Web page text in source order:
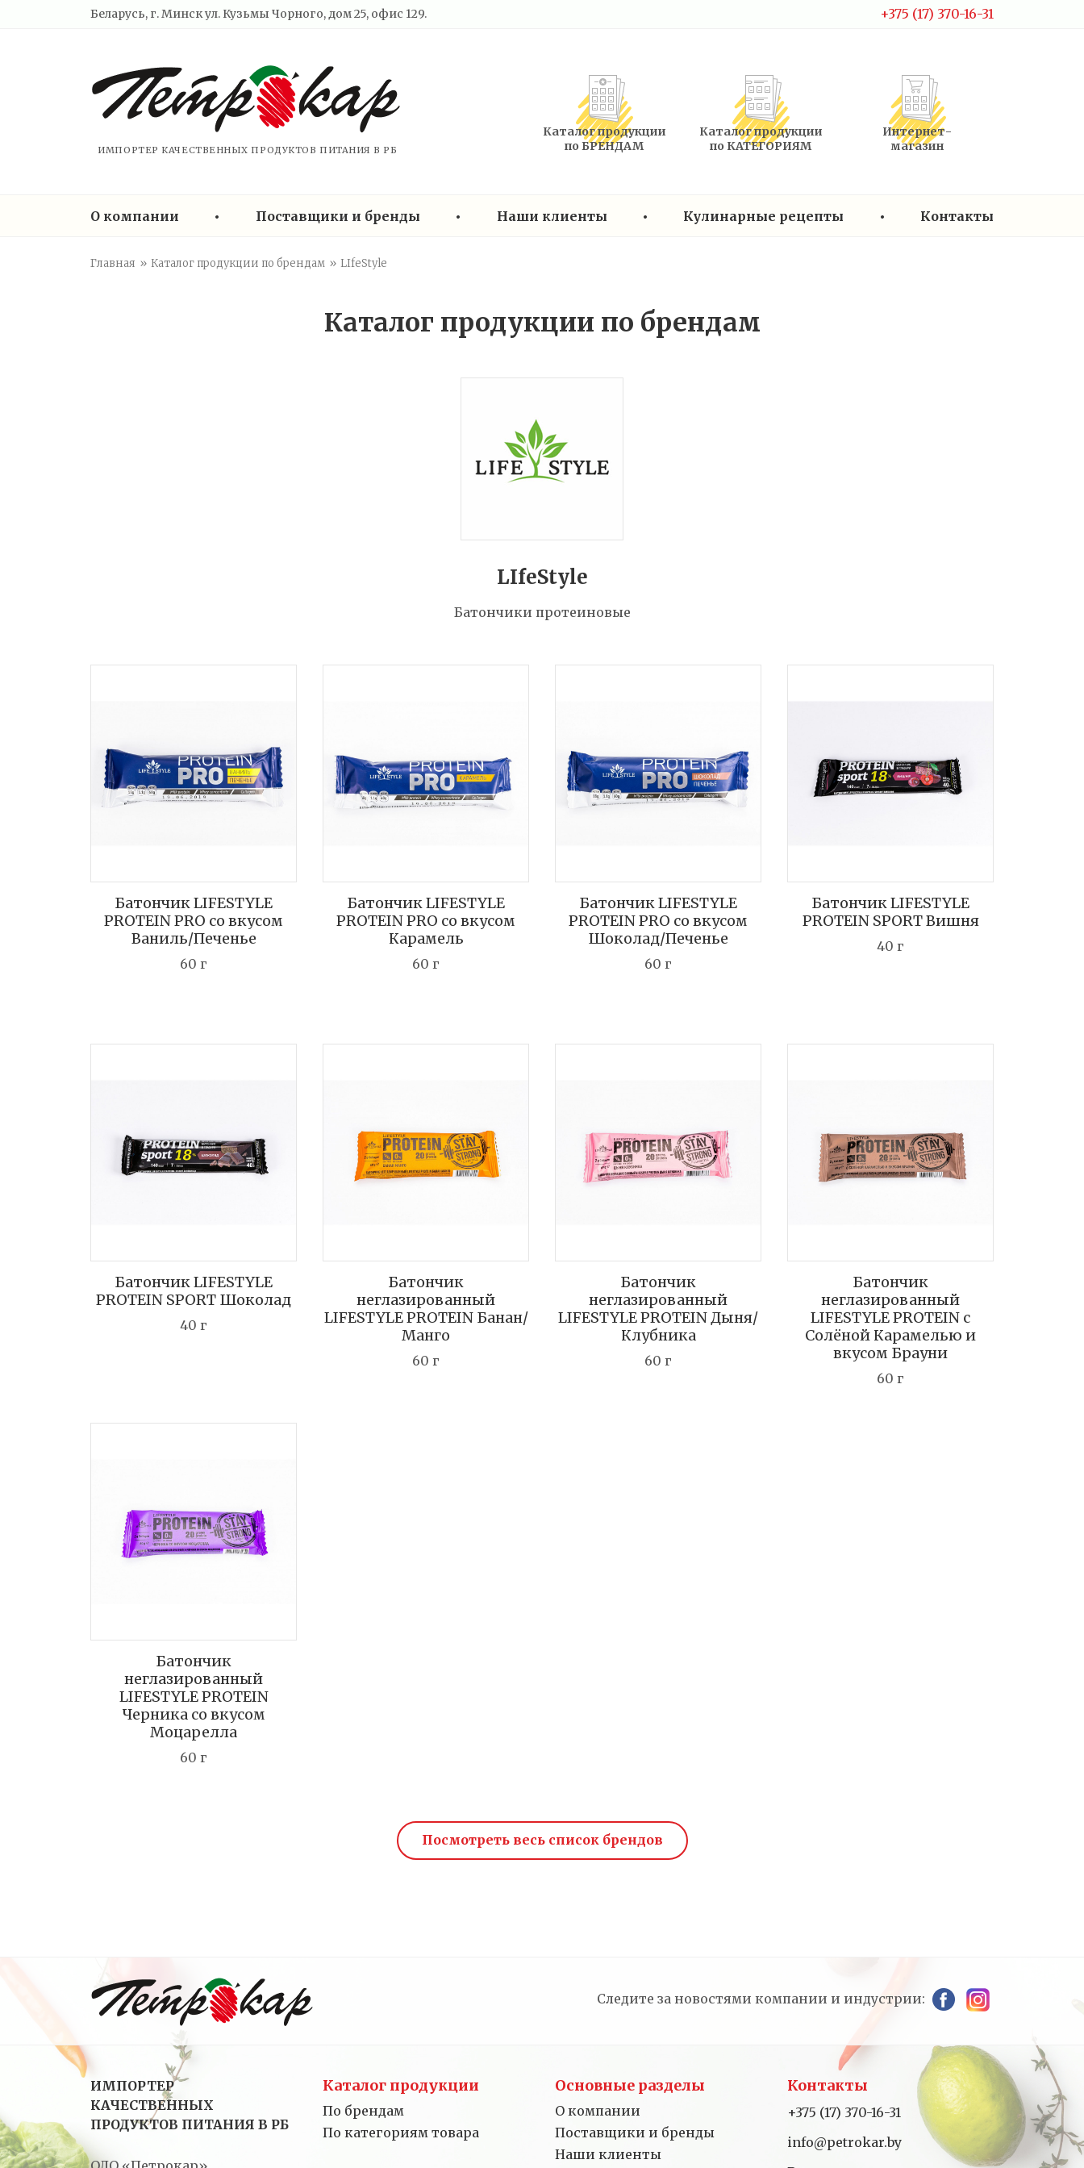
Беларусь, г. Минск ул. Кузьмы Чорного, дом 25, офис 129. +375 (17) 370-16-31
ИМПОРТЕР КАЧЕСТВЕННЫХ ПРОДУКТОВ ПИТАНИЯ В РБ
Каталог продукции
по БРЕНДАМ
Каталог продукции
по КАТЕГОРИЯМ
Интернет-
магазин
О компании • Поставщики и бренды • Наши клиенты • Кулинарные рецепты • Контакты
Главная » Каталог продукции по брендам » LIfeStyle
Каталог продукции по брендам
LIfeStyle
Батончики протеиновые
Батончик LIFESTYLE
PROTEIN PRO со вкусом
Ваниль/Печенье
60 г
Батончик LIFESTYLE
PROTEIN PRO со вкусом
Карамель
60 г
Батончик LIFESTYLE
PROTEIN PRO со вкусом
Шоколад/Печенье
60 г
Батончик LIFESTYLE
PROTEIN SPORT Вишня
40 г
Батончик LIFESTYLE
PROTEIN SPORT Шоколад
40 г
Батончик
неглазированный
LIFESTYLE PROTEIN Банан/
Манго
60 г
Батончик
неглазированный
LIFESTYLE PROTEIN Дыня/
Клубника
60 г
Батончик
неглазированный
LIFESTYLE PROTEIN с
Солёной Карамелью и
вкусом Брауни
60 г
Батончик
неглазированный
LIFESTYLE PROTEIN
Черника со вкусом
Моцарелла
60 г
Посмотреть весь список брендов
Следите за новостями компании и индустрии:
ИМПОРТЕР
КАЧЕСТВЕННЫХ
ПРОДУКТОВ ПИТАНИЯ В РБ
Каталог продукции
По брендам
По категориям товара
Основные разделы
О компании
Поставщики и бренды
Наши клиенты
Контакты
+375 (17) 370-16-31
info@petrokar.by